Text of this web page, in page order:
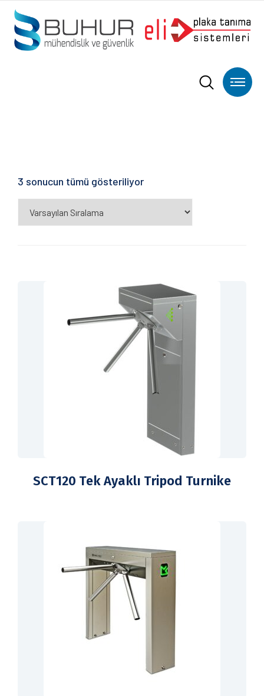
3 sonucun tümü gösteriliyor
SCT120 Tek Ayaklı Tripod Turnike